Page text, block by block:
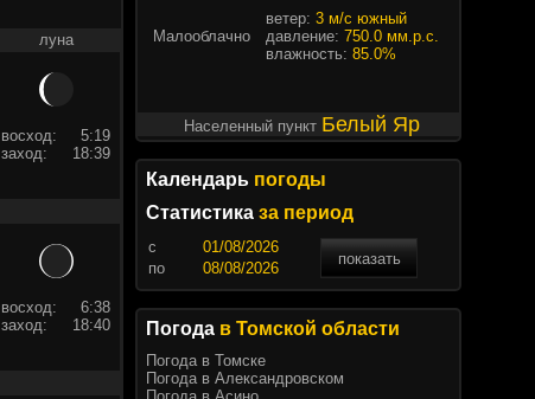
луна
восход:
5:19
заход:
18:39
восход:
6:38
заход:
18:40
Малооблачно
ветер: 3 м/с южный
давление: 750.0 мм.р.с.
влажность: 85.0%
Населенный пункт Белый Яр
Календарь погоды
Статистика за период
c
показать
по
Погода в Томской области
Погода в Томске
Погода в Александровском